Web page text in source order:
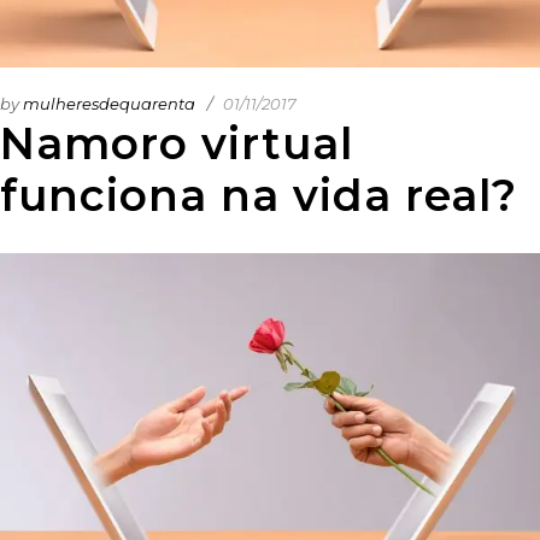
Namoro virtual
funciona na vida real?
bymulheresdequarenta 01/11/2017